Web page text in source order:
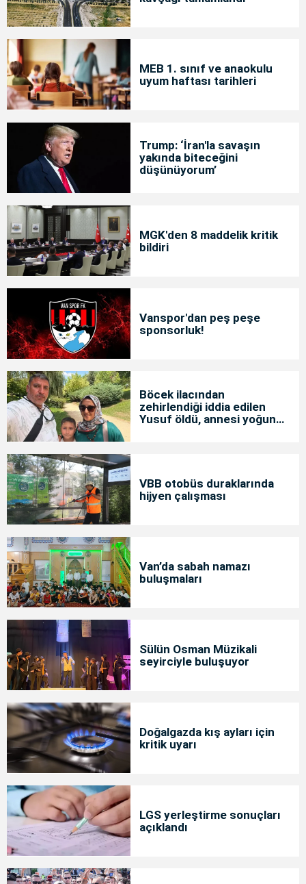
MEB 1. sınıf ve anaokulu
uyum haftası tarihleri
Trump: ‘İran'la savaşın
yakında biteceğini
düşünüyorum’
MGK'den 8 maddelik kritik
bildiri
Vanspor'dan peş peşe
sponsorluk!
Böcek ilacından
zehirlendiği iddia edilen
Yusuf öldü, annesi yoğun
VBB otobüs duraklarında
hijyen çalışması
Van’da sabah namazı
buluşmaları
Sülün Osman Müzikali
seyirciyle buluşuyor
Doğalgazda kış ayları için
kritik uyarı
LGS yerleştirme sonuçları
açıklandı